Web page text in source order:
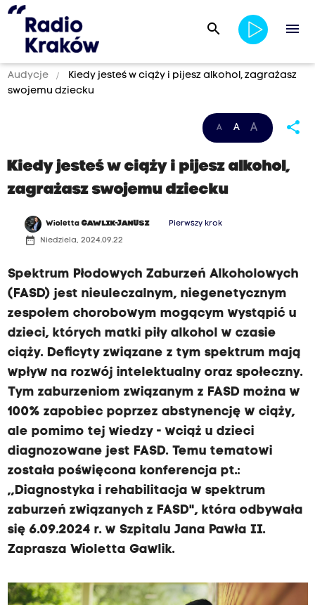
search menu
Audycje
Kiedy jesteś w ciąży i pijesz alkohol, zagrażasz
swojemu dziecku
A A A share
Kiedy jesteś w ciąży i pijesz alkohol,
zagrażasz swojemu dziecku
WiolettaGAWLIK-JANUSZ Pierwszy krok
date_range Niedziela, 2024.09.22
Spektrum Płodowych Zaburzeń Alkoholowych
(FASD) jest nieuleczalnym, niegenetycznym
zespołem chorobowym mogącym wystąpić u
dzieci, których matki piły alkohol w czasie
ciąży. Deficyty związane z tym spektrum mają
wpływ na rozwój intelektualny oraz społeczny.
Tym zaburzeniom związanym z FASD można w
100% zapobiec poprzez abstynencję w ciąży,
ale pomimo tej wiedzy - wciąż u dzieci
diagnozowane jest FASD. Temu tematowi
została poświęcona konferencja pt.:
,,Diagnostyka i rehabilitacja w spektrum
zaburzeń związanych z FASD", która odbywała
się 6.09.2024 r. w Szpitalu Jana Pawła II.
Zaprasza Wioletta Gawlik.